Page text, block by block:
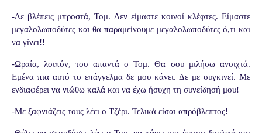
-Δε βλέπεις μπροστά, Τομ. Δεν είμαστε κοινοί κλέφτες. Είμαστε
μεγαλολωποδύτες και θα παραμείνουμε μεγαλολωποδύτες ό,τι και
να γίνει!!
-Ωραία, λοιπόν, του απαντά ο Τομ. Θα σου μιλήσω ανοιχτά.
Εμένα πια αυτό το επάγγελμα δε μου κάνει. Δε με συγκινεί. Με
ενδιαφέρει να νιώθω καλά και να έχω ήσυχη τη συνείδησή μου!
-Με ξαφνιάζεις τους λέει ο Τζέρι. Τελικά είσαι απρόβλεπτος!